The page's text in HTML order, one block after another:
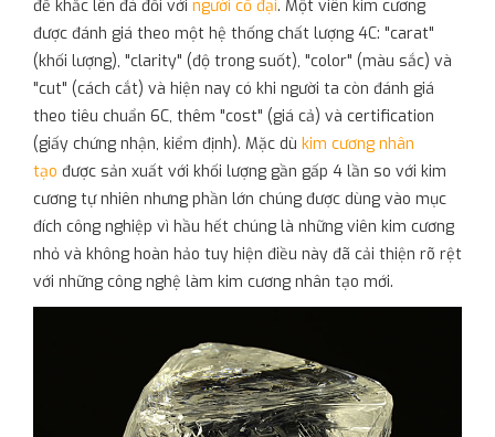
để khắc lên đá đối với người cổ đại. Một viên kim cương
được đánh giá theo một hệ thống chất lượng 4C: "carat"
(khối lượng), "clarity" (độ trong suốt), "color" (màu sắc) và
"cut" (cách cắt) và hiện nay có khi người ta còn đánh giá
theo tiêu chuẩn 6C, thêm "cost" (giá cả) và certification
(giấy chứng nhận, kiểm định). Mặc dù kim cương nhân
tạo được sản xuất với khối lượng gần gấp 4 lần so với kim
cương tự nhiên nhưng phần lớn chúng được dùng vào mục
đích công nghiệp vì hầu hết chúng là những viên kim cương
nhỏ và không hoàn hảo tuy hiện điều này đã cải thiện rõ rệt
với những công nghệ làm kim cương nhân tạo mới.